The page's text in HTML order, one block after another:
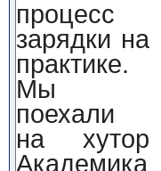
процесс
зарядки на
практике.
Мы
поехали
на хутор
Академика,